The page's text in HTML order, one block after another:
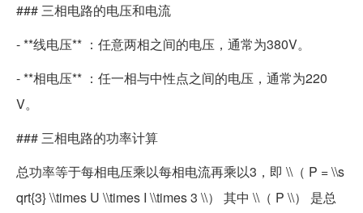
### 三相电路的电压和电流
- **线电压** ：任意两相之间的电压，通常为380V。
- **相电压** ：任一相与中性点之间的电压，通常为220
V。
### 三相电路的功率计算
总功率等于每相电压乘以每相电流再乘以3，即 \\（ P = \\s
qrt{3} \\times U \\times I \\times 3 \\） 其中 \\（ P \\） 是总